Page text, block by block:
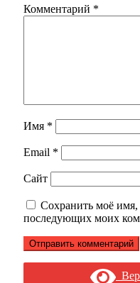
Комментарий *
Имя *
Email *
Сайт
Сохранить моё имя,
последующих моих